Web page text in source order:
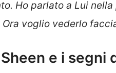
Ho parlato a Lui
voglio vederlo
e i segni